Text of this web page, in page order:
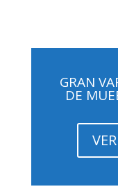
GRAN
DE